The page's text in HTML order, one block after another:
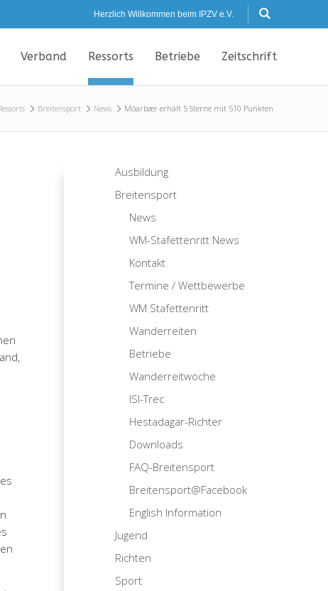
Herzlich Willkommen beim IPZV e.V.
Verband Ressorts Betriebe Zeitschrift
Breitensport News Móarbær erhält 5 Sterne mit 510 Punkten
Ausbildung
Breitensport
News
WM-Stafettenritt News
Kontakt
Termine / Wettbewerbe
WM Stafettenritt
Wanderreiten
Betriebe
Wanderreitwoche
ISI-Trec
Hestadagar-Richter
Downloads
FAQ-Breitensport
Breitensport@Facebook
English Information
Jugend
Richten
Sport